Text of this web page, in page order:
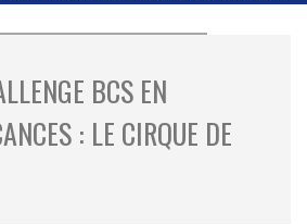
BCS EN
: LE CIRQUE DE